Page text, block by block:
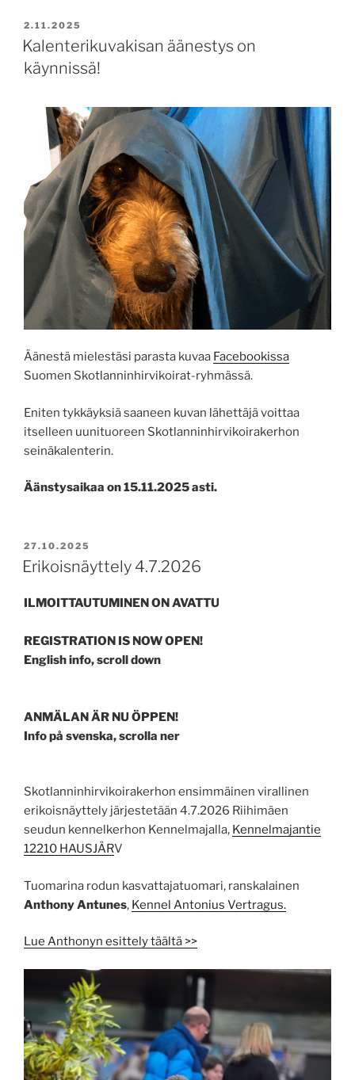
POSTED
ON
2.11.2025
Kalenterikuvakisan äänestys on
käynnissä!
Äänestä mielestäsi parasta kuvaa Facebookissa
Suomen Skotlanninhirvikoirat-ryhmässä.
Eniten tykkäyksiä saaneen kuvan lähettäjä voittaa
itselleen uunituoreen Skotlanninhirvikoirakerhon
seinäkalenterin.
Äänstysaikaa on 15.11.2025 asti.
POSTED
ON
27.10.2025
Erikoisnäyttely 4.7.2026
ILMOITTAUTUMINEN ON AVATTU
REGISTRATION IS NOW OPEN!
English info, scroll down
ANMÄLAN ÄR NU ÖPPEN!
Info på svenska, scrolla ner
Skotlanninhirvikoirakerhon ensimmäinen virallinen
erikoisnäyttely järjestetään 4.7.2026 Riihimäen
seudun kennelkerhon Kennelmajalla, Kennelmajantie
12210 HAUSJÄRV
Tuomarina rodun kasvattajatuomari, ranskalainen
Anthony Antunes, Kennel Antonius Vertragus.
Lue Anthonyn esittely täältä >>